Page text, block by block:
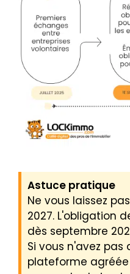
Astuce pratique
Ne vous laissez
2027. L'obligation
dès septembre
Si vous n'avez pas
plateforme